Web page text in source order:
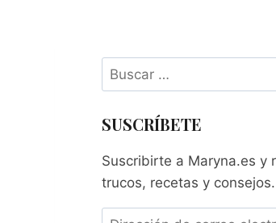
SUSCRÍBETE
Suscribirte a Maryna.es y
trucos, recetas y consejos.